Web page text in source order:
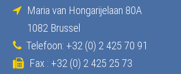
Maria van Hongarijelaan 80A
1082 Brussel
Telefoon: +32 (0) 2 425 70 91
Fax : +32 (0) 2 425 25 73